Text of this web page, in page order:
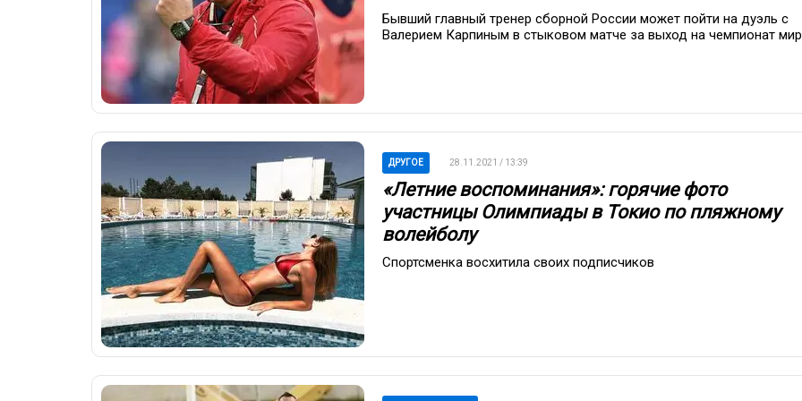
Бывший главный тренер сборной России может пойти на дуэль с
Валерием Карпиным в стыковом матче за выход на чемпионат
ДРУГОЕ 28.11.2021 / 13:39
«Летние воспоминания»: горячие фото
участницы Олимпиады в Токио по пляжному
волейболу
Спортсменка восхитила своих подписчиков